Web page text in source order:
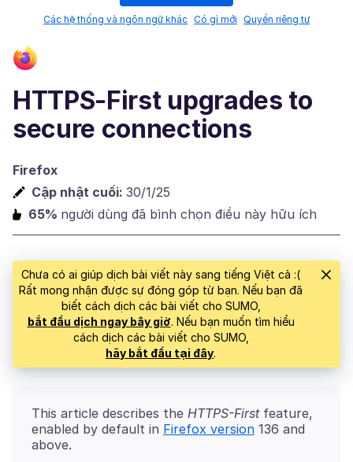
Các hệ thống và ngôn ngữ khác Có gì mới Quyền riêng tư
HTTPS-First upgrades to
secure connections
Firefox
Cập nhật cuối: 30/1/25
65% người dùng đã bình chọn điều này hữu ích
Chưa có ai giúp dịch bài viết này sang tiếng Việt cả :(
Rất mong nhận được sự đóng góp từ bạn. Nếu bạn đã
biết cách dịch các bài viết cho SUMO,
bắt đầu dịch ngay bây giờ. Nếu bạn muốn tìm hiểu
cách dịch các bài viết cho SUMO,
hãy bắt đầu tại đây.
This article describes the HTTPS-Firstfeature,
enabled by default in Firefox version 136 and
above.